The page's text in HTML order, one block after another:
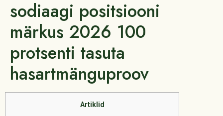
sodiaagi positsiooni
märkus 2026 100
protsenti tasuta
hasartmänguproov
Artiklid